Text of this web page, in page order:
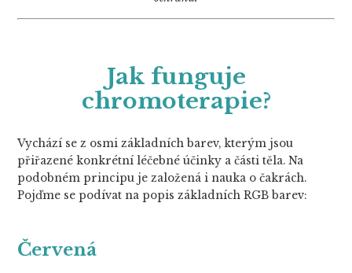
Jak funguje
chromoterapie?
Vychází se z osmi základních barev, kterým jsou
přiřazené konkrétní léčebné účinky a části těla. Na
podobném principu je založená i nauka o čakrách.
Pojďme se podívat na popis základních RGB barev:
Červená